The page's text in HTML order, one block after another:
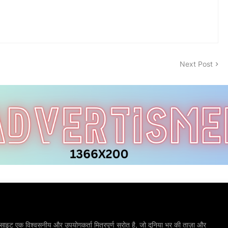
Next Post
एक विश्वसनीय और उपयोगकर्ता मित्रपूर्ण स्रोत है, जो दुनिया भर की ताज़ा और